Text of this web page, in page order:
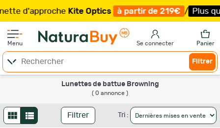
d'approcheKite Optics à partir de 219€ / Plus
Menu Se connecter Panier
Filtrer
Lunettes de battue Browning
( 0 annonce )
Filtrer Tri :